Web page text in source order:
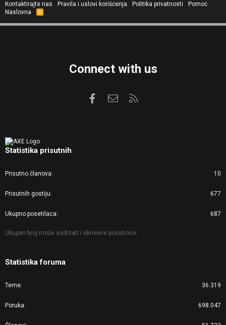
Kontaktirajte nas
Pravila i uslovi korišćenja Politika privatnosti
Pomoć
Naslovna
R
S
Connect with us
FacebookKontaktirajte nas
Statistika prisutnih
Prisutno članova 10
Prisutnih gostiju 677
Ukupno posetilaca 687
Ukupan broj može sadržati i skrivene posetioce.
Statistika foruma
Teme 36.319
Poruka 698.047